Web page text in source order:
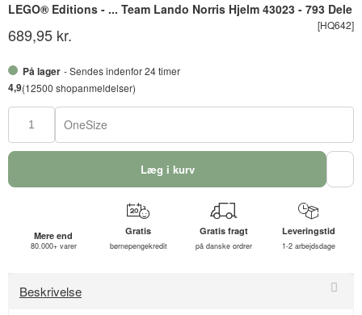
LEGO® Editions - ... Team Lando Norris Hjelm 43023 - 793 Dele
[HQ642]
689,95 kr.
På lager - Sendes indenfor 24 timer
4,9(12500 shopanmeldelser)
OneSize
Læg i kurv
Mere end
80.000+ varer
Gratis
børnepengekredit
Gratis fragt
på danske ordrer
Leveringstid
1-2 arbejdsdage
Beskrivelse